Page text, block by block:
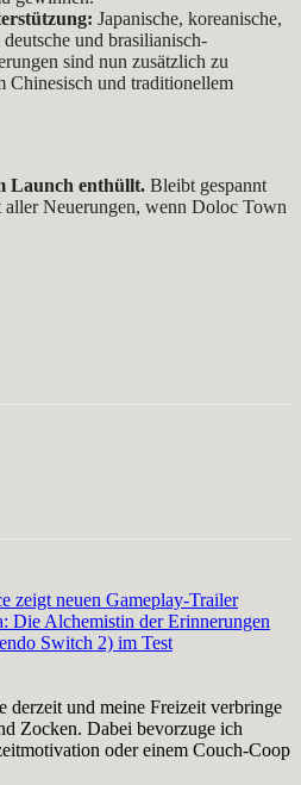
Japanische, koreanische,
und brasilianisch-
sind nun zusätzlich zu
Chinesisch und traditionellem
Launch enthüllt. Bleibt gespannt
Neuerungen, wenn Doloc Town
zeigt neuen Gameplay-Trailer
Die Alchemistin der Erinnerungen
Switch 2) im Test
derzeit und meine Freizeit verbringe
Zocken. Dabei bevorzuge ich
oder einem Couch-Coop